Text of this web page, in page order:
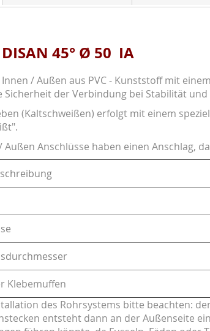
45° Ø 50 IA
Innen / Außen aus PVC - Kunststoff mit
Sicherheit der Verbindung bei Stabilität
(Kaltschweißen) erfolgt mit einem
Außen Anschlüsse haben einen Anschlag,
Klebemuffen
des Rohrsystems bitte beachten:
entsteht dann an der Außenseite